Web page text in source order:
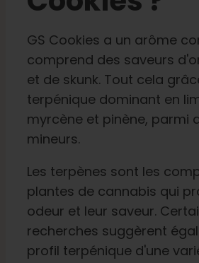
GS Cookies a un arôme
comprend des saveurs
et de skunk. Tout cela
terpénique dominant en
myrcène et pinène, parmi
mineurs.
Les terpènes sont les
plantes de cannabis qui
odeur et leur saveur.
recherches suggèrent
profil terpénique d'une